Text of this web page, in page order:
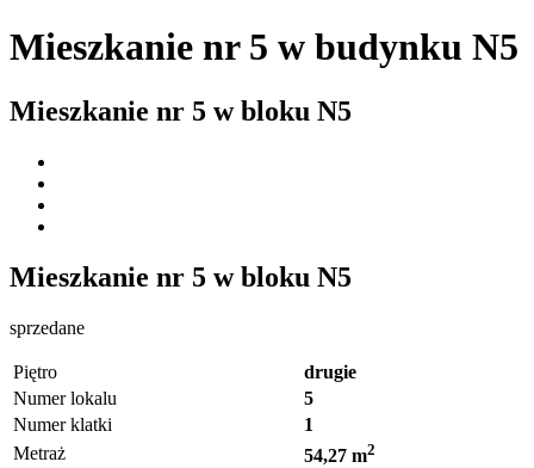
Mieszkanie nr 5 w budynku N5
Mieszkanie nr 5 w bloku N5
Mieszkanie nr 5 w bloku N5
sprzedane
Piętro
drugie
Numer lokalu
5
Numer klatki
1
Metraż
54,27 m2